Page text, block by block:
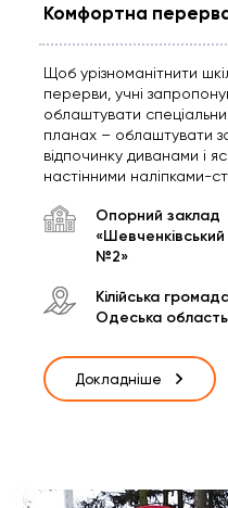
Комфортна
Щоб урізноманітнити
перерви, учні
облаштувати
планах – облаштувати
відпочинку диванами і
настінними наліпками-
Опорний заклад
№2»
Кілійська
Одеська область
Докладніше